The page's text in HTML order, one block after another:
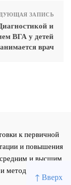
↑ Вверх
ЗАПИСЬ
и
ВГА у детей
врач
к первичной
и повышения
и высшим
методическими